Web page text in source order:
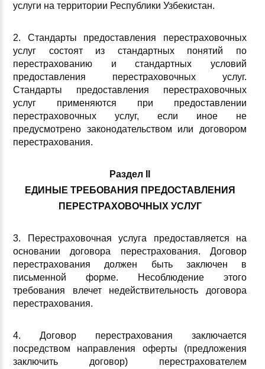
услуги на территории Республики Узбекистан.
2. Стандарты предоставления перестраховочных
услуг состоят из стандартных понятий по
перестрахованию и стандартных условий
предоставления перестраховочных услуг.
Стандарты предоставления перестраховочных
услуг применяются при предоставлении
перестраховочных услуг, если иное не
предусмотрено законодательством или договором
перестрахования.
Раздел II
ЕДИНЫЕ ТРЕБОВАНИЯ ПРЕДОСТАВЛЕНИЯ
ПЕРЕСТРАХОВОЧНЫХ УСЛУГ
3. Перестраховочная услуга предоставляется на
основании договора перестрахования. Договор
перестрахования должен быть заключен в
письменной форме. Несоблюдение этого
требования влечет недействительность договора
перестрахования.
4. Договор перестрахования заключается
посредством направления оферты (предложения
заключить договор) перестрахователем